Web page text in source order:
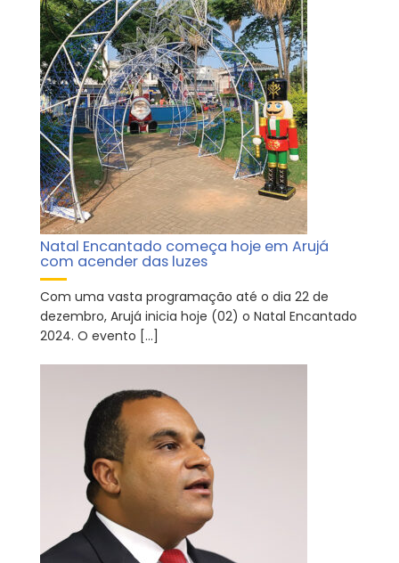
Natal Encantado começa hoje em Arujá
com acender das luzes
Com uma vasta programação até o dia 22 de
dezembro, Arujá inicia hoje (02) o Natal Encantado
2024. O evento […]